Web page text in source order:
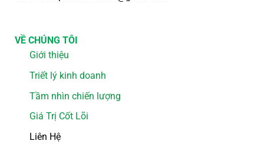
VỀ CHÚNG TÔI
Giới thiệu
Triết lý kinh doanh
Tầm nhìn chiến lượng
Giá Trị Cốt Lõi
Liên Hệ